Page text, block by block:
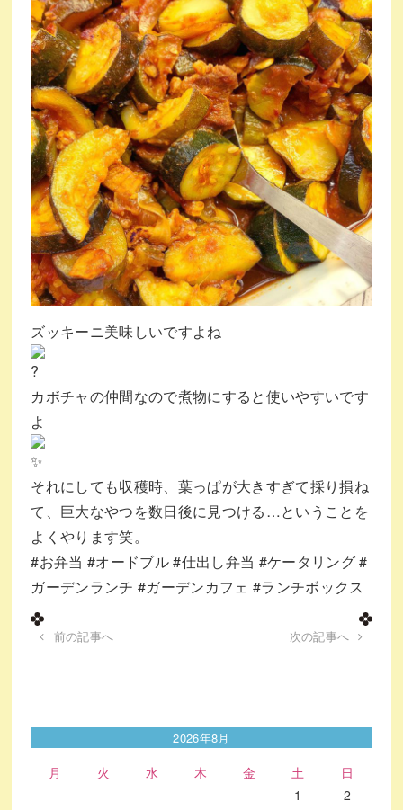
ズッキーニ美味しいですよね
カボチャの仲間なので煮物にすると使いやすいです
よ
それにしても収穫時、葉っぱが大きすぎて採り損ね
て、巨大なやつを数日後に見つける…ということを
よくやります笑。
#お弁当 #オードブル#仕出し弁当 #ケータリング#
ガーデンランチ #ガーデンカフェ #ランチボックス
前の記事へ 次の記事へ
2026年8月
月 火 水 木 金 土
日
1
2